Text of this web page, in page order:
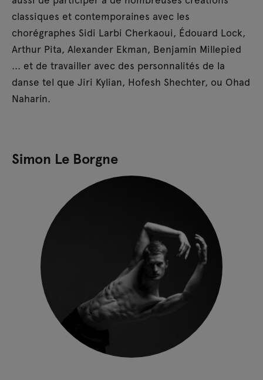
classiques et contemporaines avec les
chorégraphes Sidi Larbi Cherkaoui, Édouard Lock,
Arthur Pita, Alexander Ekman, Benjamin Millepied
... et de travailler avec des personnalités de la
danse tel que Jiri Kylian, Hofesh Shechter, ou Ohad
Naharin.
Simon Le Borgne